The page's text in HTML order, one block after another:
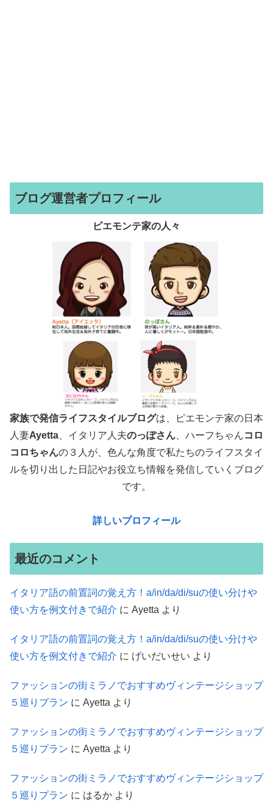
ブログ運営者プロフィール
ピエモンテ家の人々
家族で発信ライフスタイルブログは、ピエモンテ家の日本
人妻Ayetta 、イタリア人夫のっぽさん 、ハーフちゃんコロ
コロちゃんの３人が、色んな角度で私たちのライフスタイ
ルを切り出した日記やお役立ち情報を発信していくブログ
です。
詳しいプロフィール
最近のコメント
イタリア語の前置詞の覚え方！a/in/da/di/suの使い分けや
使い方を例文付きで紹介 に Ayetta より
イタリア語の前置詞の覚え方！a/in/da/di/suの使い分けや
使い方を例文付きで紹介 に げいだいせい より
ファッションの街ミラノでおすすめヴィンテージショップ
５巡りプラン に Ayetta より
ファッションの街ミラノでおすすめヴィンテージショップ
５巡りプラン に Ayetta より
ファッションの街ミラノでおすすめヴィンテージショップ
５巡りプラン に はるか より